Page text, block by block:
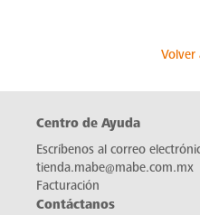
Volver
Centro de Ayuda
Escríbenos al correo
tienda.mabe@mabe.com.mx
Facturación
Contáctanos